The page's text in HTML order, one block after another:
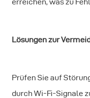
erreichen, was zu
Lösungen zur
Prüfen Sie auf
durch Wi-Fi-Signale